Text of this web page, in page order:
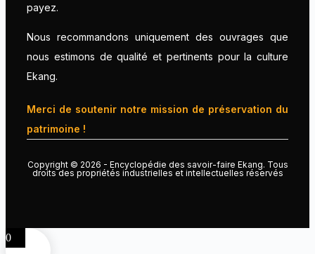
payez.
Nous recommandons uniquement des ouvrages que
nous estimons de qualité et pertinents pour la culture
Ekang.
Merci de soutenir notre mission de préservation du
patrimoine !
Copyright © 2026 - Encyclopédie des savoir-faire Ekang. Tous
droits des propriétés industrielles et intellectuelles réservés
0